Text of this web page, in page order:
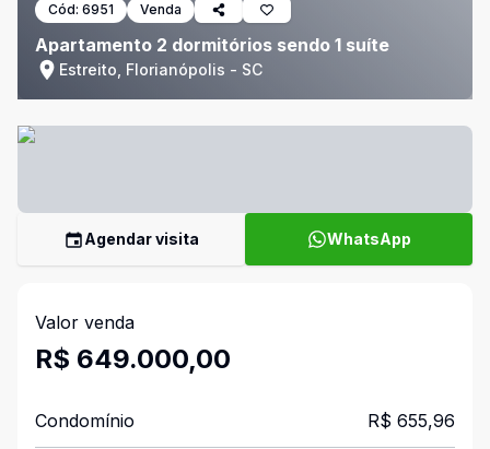
Cód: 6951 Venda
Apartamento 2 dormitórios sendo 1 suíte
Estreito, Florianópolis - SC
Agendar visita WhatsApp
Valor venda
R$ 649.000,00
Condomínio R$ 655,96